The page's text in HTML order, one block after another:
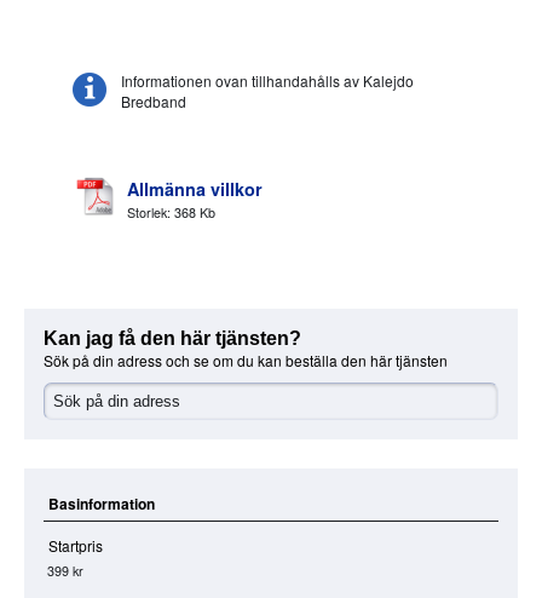
Informationen ovan tillhandahålls av Kalejdo
Bredband
Allmänna villkor
Storlek: 368 Kb
Kan jag få den här tjänsten?
Sök på din adress och se om du kan beställa den här tjänsten
Basinformation
Startpris
399 kr